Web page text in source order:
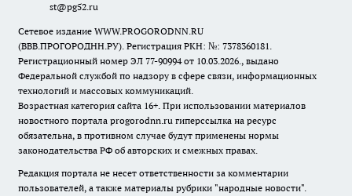
st@pg52.ru
Сетевое издание WWW.PROGORODNN.RU
(ВВВ.ПРОГОРОДНН.РУ). Регистрация РКН: №: 7378360181.
Регистрационный номер ЭЛ 77-90994 от 10.03.2026., выдано
Федеральной службой по надзору в сфере связи, информационных
технологий и массовых коммуникаций.
Возрастная категория сайта 16+. При использовании материалов
новостного портала progorodnn.ru гиперссылка на ресурс
обязательна, в противном случае будут применены нормы
законодательства РФ об авторских и смежных правах.
Редакция портала не несет ответственности за комментарии
пользователей, а также материалы рубрики "народные новости".